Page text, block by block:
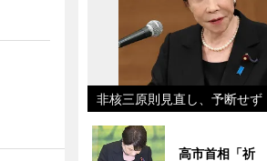
非核三原則見直し、予断せず
高市首相「祈